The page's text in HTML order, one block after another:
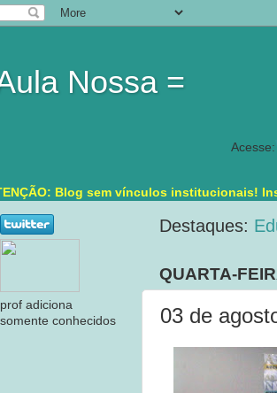
Nossa =
Acesse:
Blog sem vínculos institucionais!
Destaques:
QUARTA-
03 de
prof adiciona
somente conhecidos